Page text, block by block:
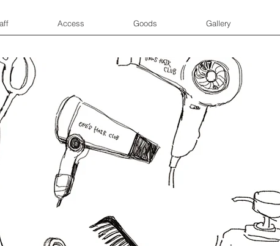
Access Goods Gallery